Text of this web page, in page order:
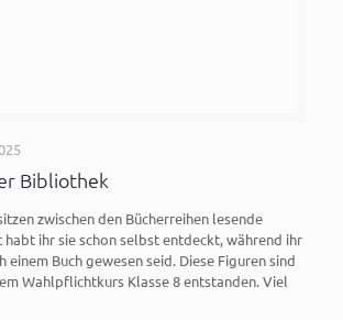
Bibliothek
zwischen den Bücherreihen lesende
habt ihr sie schon selbst entdeckt, während ihr
einem Buch gewesen seid. Diese Figuren sind
Wahlpflichtkurs Klasse 8 entstanden. Viel